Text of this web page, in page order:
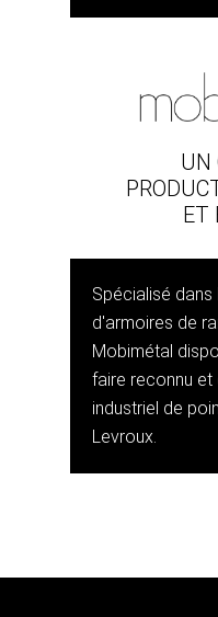
UN
ET
Spécialisé
d'armoires de
Mobimétal
faire reconnu et
industriel de
Levroux.